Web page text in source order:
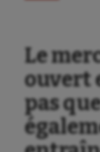
Le
ouvert
pas